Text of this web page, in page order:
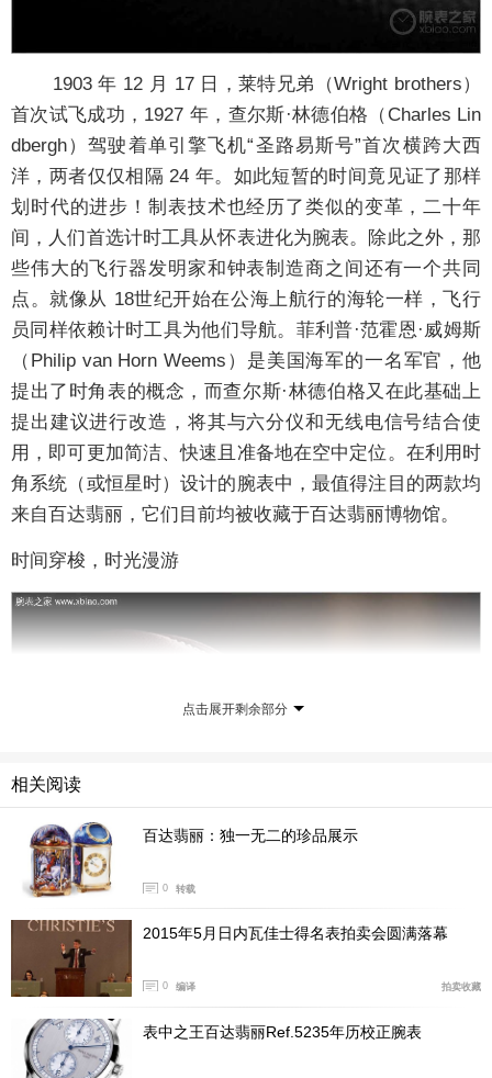
1903 年 12 月 17 日，莱特兄弟（Wright brothers）
首次试飞成功，1927 年，查尔斯·林德伯格 （Charles Lin
dbergh）驾驶着单引擎飞机“圣路易斯号”首次横跨大西
洋，两者仅仅相隔 24 年。如此短暂的时间竟见证了那样
划时代的进步！制表技术也经历了类似的变革，二十年
间，人们首选计时工具从怀表进化为腕表。除此之外，那
些伟大的飞行器发明家和钟表制造商之间还有一个共同
点。就像从 18世纪开始在公海上航行的海轮一样，飞行
员同样依赖计时工具为他们导航。菲利普·范霍恩·威姆斯
（Philip van Horn Weems）是美国海军的一名军官，他
提出了时角表的概念，而查尔斯·林德伯格又在此基础上
提出建议进行改造，将其与六分仪和无线电信号结合使
用，即可更加简洁、快速且准备地在空中定位。在利用时
角系统（或恒星时）设计的腕表中，最值得注目的两款均
来自百达翡丽，它们目前均被收藏于百达翡丽博物馆。
时间穿梭，时光漫游
点击展开剩余部分
相关阅读
百达翡丽：独一无二的珍品展示
0 转载
2015年5月日内瓦佳士得名表拍卖会圆满落幕
0 编译 拍卖收藏
表中之王百达翡丽Ref.5235年历校正腕表